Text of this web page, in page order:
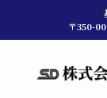
〒350-